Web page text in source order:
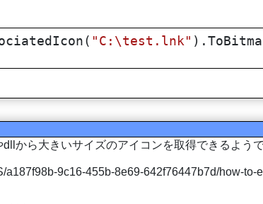
"C:\test.lnk"
から大きいサイズのアイコンを取得できるようで
9c16-455b-8e69-642f76447b7d/how-